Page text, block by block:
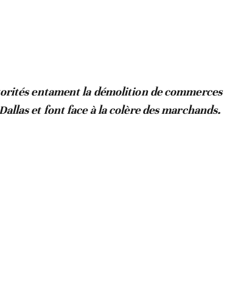
entament la démolition de commerces
et font face à la colère des marchands.